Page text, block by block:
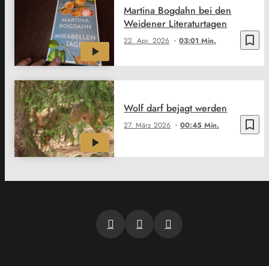
bookmark_border
22. Apr. 2026 03:01 Min.
Martina Bogdahn bei den
Weidener Literaturtagen
bookmark_border
27. März 2026 00:45 Min.
Wolf darf bejagt werden